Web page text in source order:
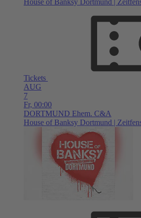
Tickets
AUG
7
Fr, 00:00
DORTMUND Ehem. C&A
House of Banksy Dortmund |